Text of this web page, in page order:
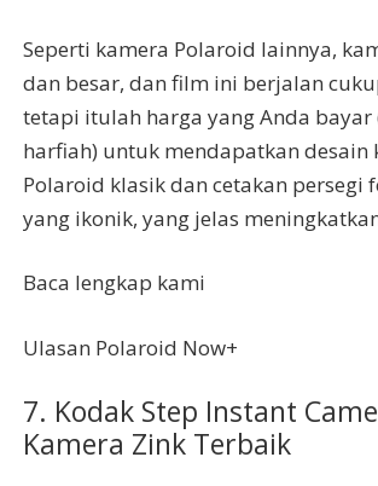
Seperti kamera Polaroid lainnya,
dan besar, dan film ini berjalan
tetapi itulah harga yang Anda bayar
harfiah) untuk mendapatkan desain
Polaroid klasik dan cetakan persegi
yang ikonik, yang jelas
Baca lengkap kami
Ulasan Polaroid Now+
7. Kodak Step Instant
Kamera Zink Terbaik